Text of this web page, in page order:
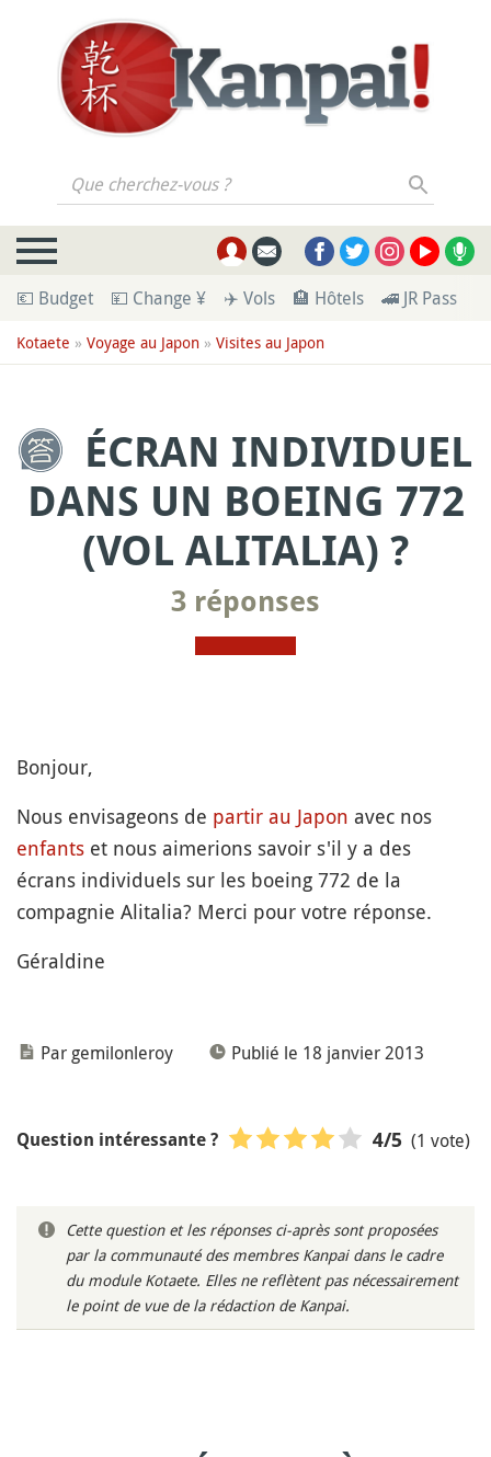
Que cherchez-vous ?
💶 Budget 💴 Change ¥ ✈️ Vols 🏨 Hôtels 🚄 JR Pass
Kotaete » Voyage au Japon » Visites au Japon
ÉCRAN INDIVIDUEL
DANS UN BOEING 772
(VOL ALITALIA) ?
3 réponses
Bonjour,
Nous envisageons de partir au Japon avec nos
enfants et nous aimerions savoir s'il y a des
écrans individuels sur les boeing 772 de la
compagnie Alitalia? Merci pour votre réponse.
Géraldine
Par gemilonleroy Publié le 18 janvier 2013
Question intéressante ? 4/5 (1 vote)
Cette question et les réponses ci-après sont proposées
par la communauté des membres Kanpai dans le cadre
du module Kotaete. Elles ne reflètent pas nécessairement
le point de vue de la rédaction de Kanpai.